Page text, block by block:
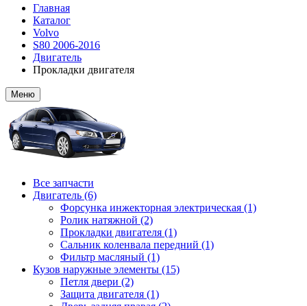
Главная
Каталог
Volvo
S80 2006-2016
Двигатель
Прокладки двигателя
Меню
Все запчасти
Двигатель (6)
Форсунка инжекторная электрическая (1)
Ролик натяжной (2)
Прокладки двигателя (1)
Сальник коленвала передний (1)
Фильтр масляный (1)
Кузов наружные элементы (15)
Петля двери (2)
Защита двигателя (1)